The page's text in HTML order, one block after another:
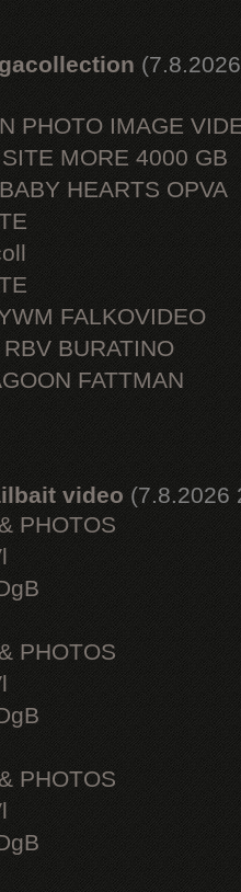
PHOTO IMAGE
MORE 4000 GB
HEARTS OPVA
FALKOVIDEO
BURATINO
FATTMAN
video (7.8.2026
PHOTOS
PHOTOS
PHOTOS